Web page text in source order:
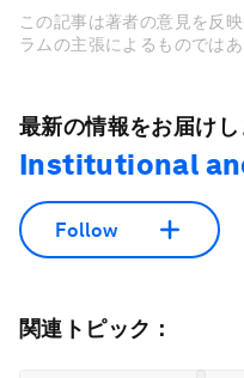
この記事は著者の意見を反
ラムの主張によるものではあ
最新の情報をお届けし
Institutional
Follow
関連トピック：